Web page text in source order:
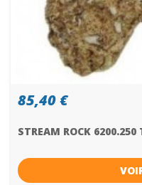
85,40 €
STREAM ROCK 6200.250